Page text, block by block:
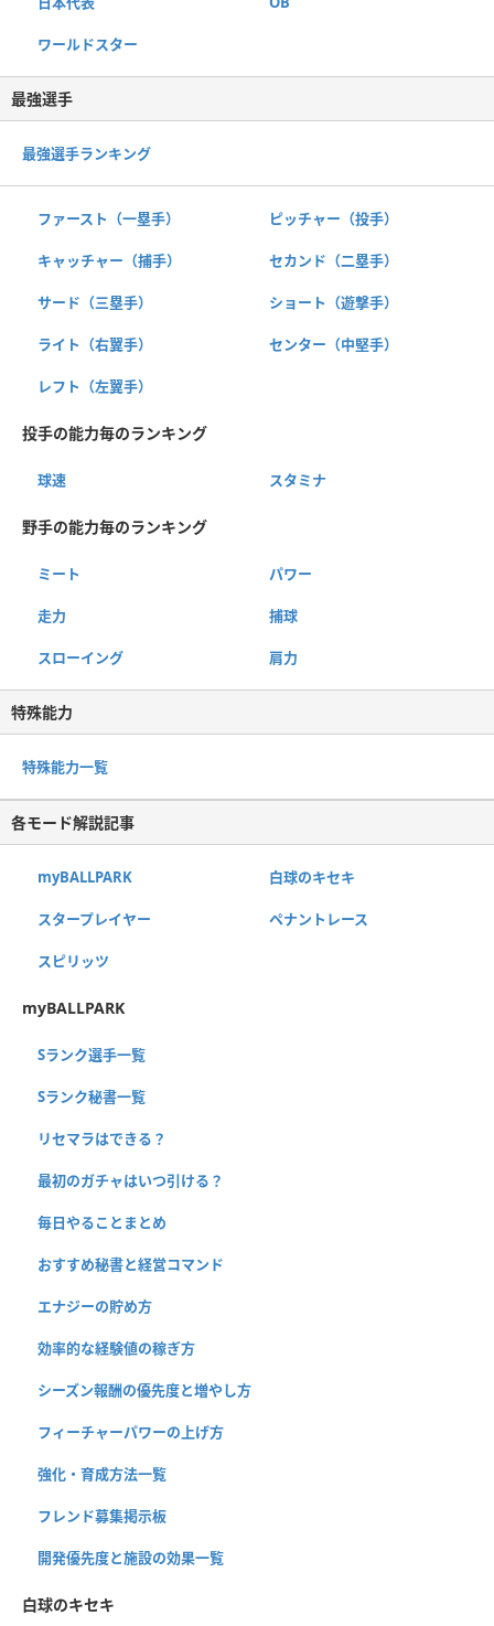
ワールドスター
最強選手
最強選手ランキング
ファースト（一塁手） ピッチャー（投手）
キャッチャー（捕手） セカンド（二塁手）
サード（三塁手） ショート（遊撃手）
ライト（右翼手） センター（中堅手）
レフト（左翼手）
投手の能力毎のランキング
球速 スタミナ
野手の能力毎のランキング
ミート パワー
走力 捕球
スローイング 肩力
特殊能力
特殊能力一覧
各モード解説記事
myBALLPARK 白球のキセキ
スタープレイヤー ペナントレース
スピリッツ
myBALLPARK
Sランク選手一覧
Sランク秘書一覧
リセマラはできる？
最初のガチャはいつ引ける？
毎日やることまとめ
おすすめ秘書と経営コマンド
エナジーの貯め方
効率的な経験値の稼ぎ方
シーズン報酬の優先度と増やし方
フィーチャーパワーの上げ方
強化・育成方法一覧
フレンド募集掲示板
開発優先度と施設の効果一覧
白球のキセキ